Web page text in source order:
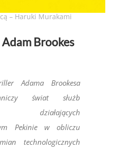
– Haruki Murakami
Adam Brookes
Adama Brookesa
świat służb
działających
Pekinie w obliczu
technologicznych